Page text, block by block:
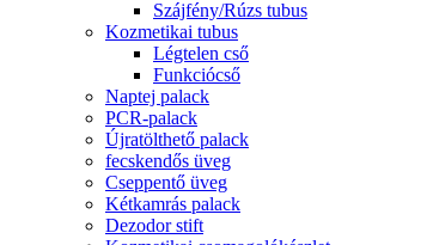
Szájfény/Rúzs tubus
Kozmetikai tubus
Légtelen cső
Funkciócső
Naptej palack
PCR-palack
Újratölthető palack
fecskendős üveg
Cseppentő üveg
Kétkamrás palack
Dezodor stift